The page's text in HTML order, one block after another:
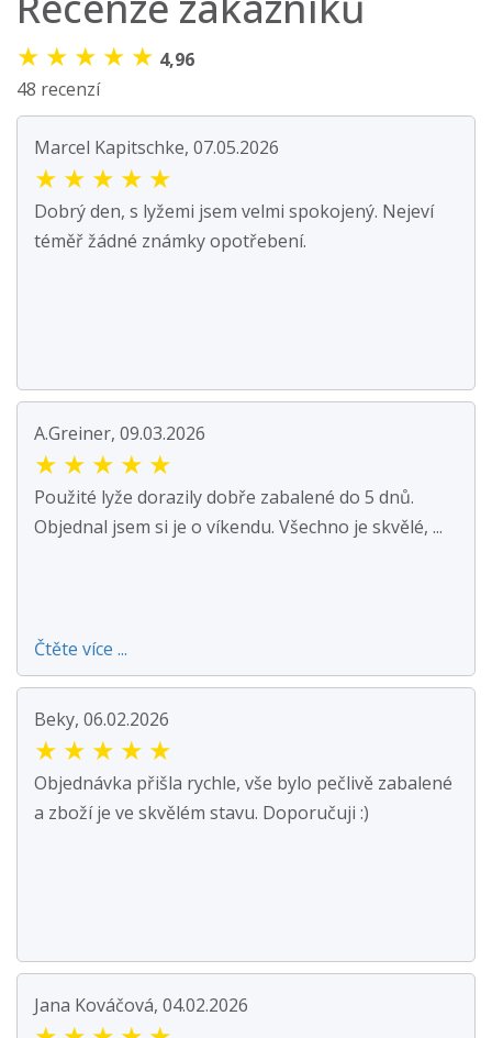
★ ★ ★ ★ ★ 4,96
48 recenzí
Marcel Kapitschke, 07.05.2026
★ ★ ★ ★ ★
Dobrý den, s lyžemi jsem velmi spokojený. Nejeví
téměř žádné známky opotřebení.
A.Greiner, 09.03.2026
★ ★ ★ ★ ★
Použité lyže dorazily dobře zabalené do 5 dnů.
Objednal jsem si je o víkendu. Všechno je skvělé, ...
Čtěte více ...
Beky, 06.02.2026
★ ★ ★ ★ ★
Objednávka přišla rychle, vše bylo pečlivě zabalené
a zboží je ve skvělém stavu. Doporučuji :)
Jana Kováčová, 04.02.2026